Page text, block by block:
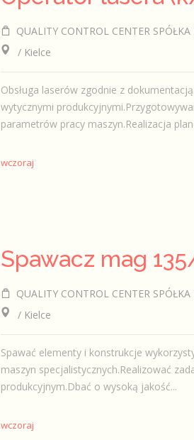
QUALITY CONTROL CENTER SPÓŁKA Z
/ Kielce
Obsługa laserów zgodnie z
wytycznymi
parametrów pracy maszyn.Realizacja
wczoraj
QUALITY CONTROL CENTER SPÓŁKA Z
/ Kielce
Spawać elementy i konstrukcje
maszyn specjalistycznych.Realizować
produkcyjnym.Dbać o wysoką jakość...
wczoraj